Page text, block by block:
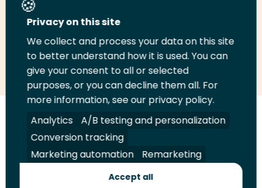
Deel deze pagina
Deel
LinkedIn
Deel
op
Twitter
Deel
op
Facebook
Email
deze
pagina
Print
deze
pagina
Volg
ons
op
LinkedIn
Volg
ons
op
Facebook
Volg
ons
op
YouTube
Volg
ons
op
Instagram
Juridisch Security A-Z Index
Contact
Privacy on this site
We collect and process your data on this site
to better understand how it is used. You can
give your consent to all or selected
purposes, or you can decline them all. For
more information, see our privacy policy.
Analytics
A/B testing and personalization
Conversion tracking
Marketing automation
Remarketing
Accept all